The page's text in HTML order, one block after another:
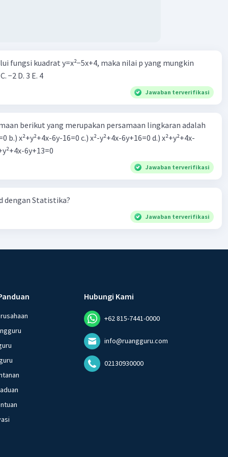
fungsi kuadrat y=x²−5x+4, maka nilai p yang mungkin
−2 D. 3 E. 4
Jawaban terverifikasi
berikut yang merupakan persamaan lingkaran adalah
b.) x²+y²+4x-6y-16=0 c.) x²-y²+4x-6y+16=0 d.) x²+y²+4x-
e.) x²+y²+4x-6y+13=0
Jawaban terverifikasi
dengan Statistika?
Jawaban terverifikasi
Hubungi Kami
+62 815-7441-0000
info@ruangguru.com
02130930000